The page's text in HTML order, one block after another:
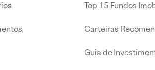
Top 15 Fundos
Carteiras
Guia de